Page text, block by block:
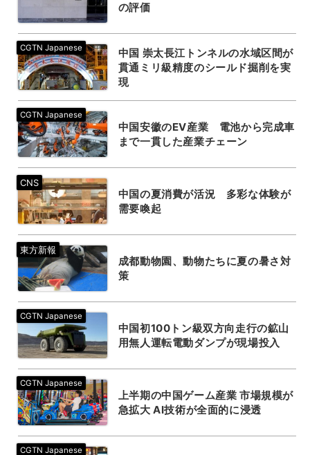
の評価
中国 崇太長江トンネルの水域区間が
貫通ミリ級精度のシールド掘削を実
現
中国安徽のEV産業 電池から完成車
まで一貫した産業チェーン
中国の夏消費が活況 多彩な体験が
需要喚起
成都動物園、動物たちに夏の暑さ対
策
中国初100トン級双方向走行の鉱山
用無人運転電動ダンプが現場投入
上半期の中国ゲーム産業 市場規模が
急拡大 AI技術が全面的に浸透